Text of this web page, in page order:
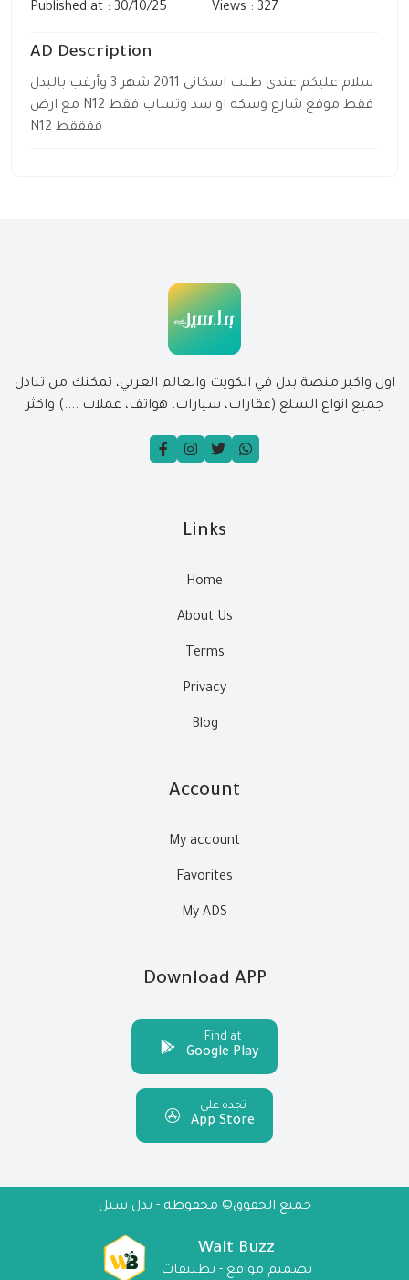
Published at : 30/10/25 Views : 327
AD Description
سلام عليكم عندي طلب اسكاني 2011 شهر 3 وأرغب بالبدل
مع ارض N12 فقط موقع شارع وسكه او سد وتساب فقط
N12 فقققط
اول واكبر منصة بدل في الكويت والعالم العربي، تمكنك من تبادل
جميع انواع السلع (عقارات، سيارات، هواتف، عملات ....) واكثر
Links
Home
About Us
Terms
Privacy
Blog
Account
My account
Favorites
My ADS
Download APP
Find at
Google Play
تجده على
App Store
جميع الحقوق© محفوظة - بدل سيل
Wait Buzz
تصميم مواقع - تطبيقات